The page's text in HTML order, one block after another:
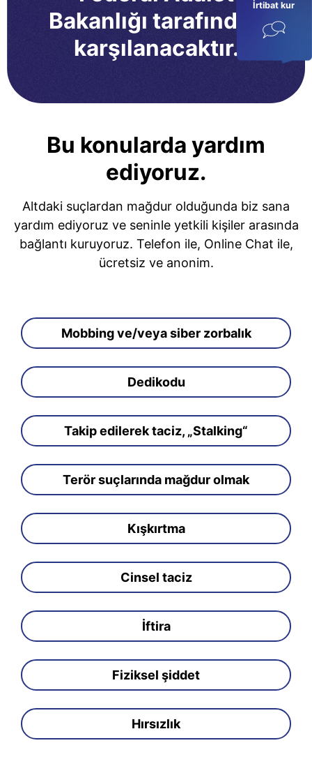
İrtibat kur
Bakanlığı tarafından
karşılanacaktır.
Bu konularda yardım
ediyoruz.
Altdaki suçlardan mağdur olduğunda biz sana
yardım ediyoruz ve seninle yetkili kişiler arasında
bağlantı kuruyoruz. Telefon ile, Online Chat ile,
ücretsiz ve anonim.
Mobbing ve/veya siber zorbalık
Dedikodu
Takip edilerek taciz, „Stalking“
Terör suçlarında mağdur olmak
Kışkırtma
Cinsel taciz
İftira
Fiziksel şiddet
Hırsızlık